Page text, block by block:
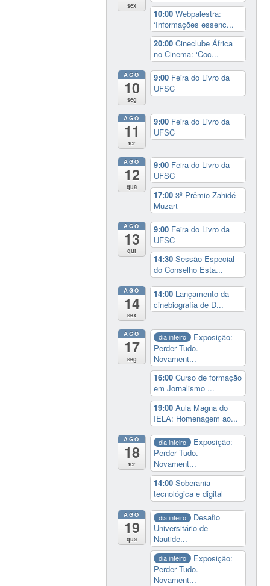
sex
10:00Webpalestra:
‘Informações essenc...
20:00Cineclube África
no Cinema: ‘Coc...
AGO
10
seg
9:00 Feira do Livro da
UFSC
AGO
11
ter
9:00 Feira do Livro da
UFSC
AGO
12
qua
9:00 Feira do Livro da
UFSC
17:003º Prêmio Zahidé
Muzart
AGO
13
qui
9:00 Feira do Livro da
UFSC
14:30Sessão Especial
do Conselho Esta...
AGO
14
sex
14:00 Lançamento da
cinebiografia de D...
AGO
17
seg
dia inteiro
Exposição:
Perder Tudo.
Novament...
16:00Curso de formação
em Jornalismo ...
19:00Aula Magna do
IELA: Homenagem ao...
AGO
18
ter
dia inteiro
Exposição:
Perder Tudo.
Novament...
14:00Soberania
tecnológica e digital
AGO
19
qua
dia inteiro
Desafio
Universitário de
Nautide...
dia inteiro
Exposição:
Perder Tudo.
Novament...